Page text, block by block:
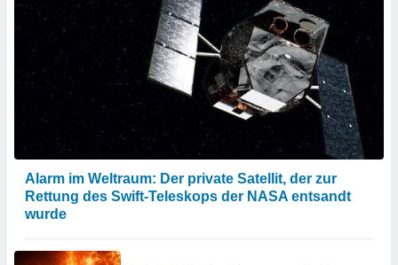
Alarm im Weltraum: Der private Satellit, der zur
Rettung des Swift-Teleskops der NASA entsandt
wurde